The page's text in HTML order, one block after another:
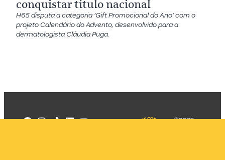
conquistar título nacional
H65 disputa a categoria ‘Gift Promocional do Ano’ com o
projeto Calendário do Advento, desenvolvido para a
dermatologista Cláudia Puga.
©2025